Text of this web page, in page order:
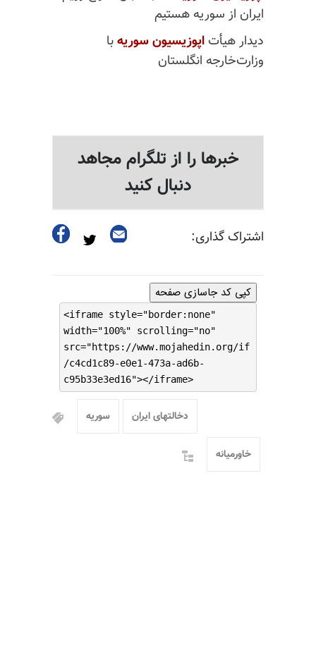
ایران از سوریه هستیم
دیدار هیأت اپوزیسیون سوریهبا
وزارت‌خارجه انگلستان
خبرها را از تلگرام مجاهد
دنبال کنید
اشتراک گذاری:
کپی کد جاسازی صفحه
<iframe style="border:none"
width="100%" scrolling="no"
src="https://www.mojahedin.org/if
/c4cd1c89-e0e1-473a-ad6b-
c95b33e3ed16"></iframe>
دخالتهای ایران سوریه
خاورمیانه